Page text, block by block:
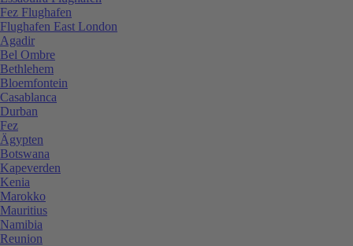
Fez Flughafen
Flughafen East London
Agadir
Bel Ombre
Bethlehem
Bloemfontein
Casablanca
Durban
Fez
Ägypten
Botswana
Kapeverden
Kenia
Marokko
Mauritius
Namibia
Reunion